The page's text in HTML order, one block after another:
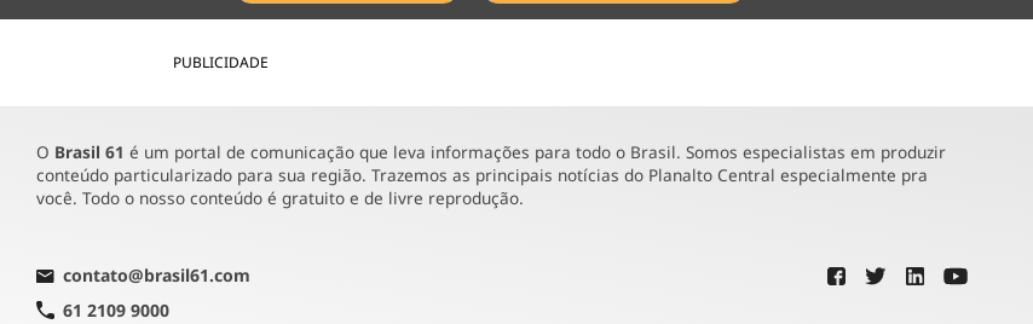
PUBLICIDADE
O Brasil 61 é um portal de comunicação que leva informações para todo o Brasil. Somos especialistas em produzir
conteúdo particularizado para sua região. Trazemos as principais notícias do Planalto Central especialmente pra
você. Todo o nosso conteúdo é gratuito e de livre reprodução.
contato@brasil61.com
61 2109 9000